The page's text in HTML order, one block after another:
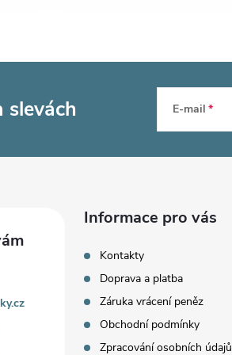
slevách E-mail
Informace pro vás
Kontakty
Doprava a platba
Záruka vrácení peněz
Obchodní podmínky
Zpracování osobních údajů